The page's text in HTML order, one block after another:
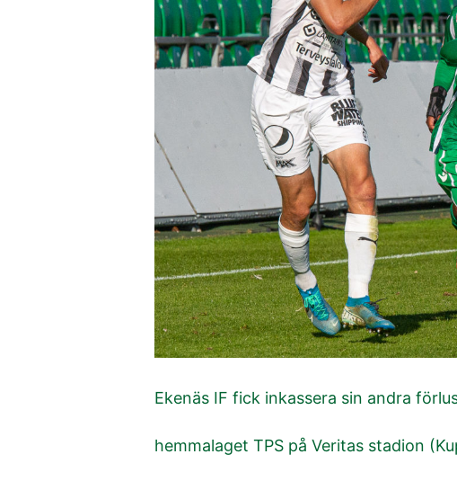
Ekenäs IF fick inkassera sin andra
hemmalaget TPS på Veritas stadion